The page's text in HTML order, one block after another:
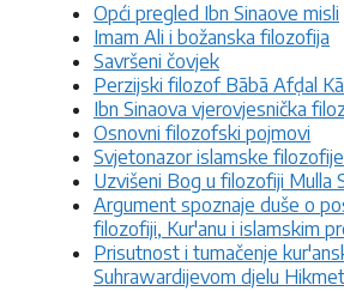
Opći pregled Ibn Sinaove misli
Imam Ali i božanska filozofija
Savršeni čovjek
Perzijski filozof Bābā Afḍal
Ibn Sinaova vjerovjesnička
Osnovni filozofski pojmovi
Svjetonazor islamske filozofije
Uzvišeni Bog u filozofiji Mulla
Argument spoznaje duše o
filozofiji, Kur'anu i islamskim
Prisutnost i tumačenje
Suhrawardijevom djelu